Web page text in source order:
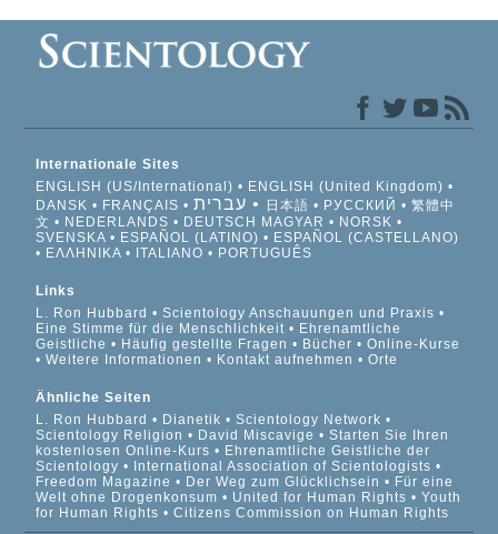
Internationale Sites
ENGLISH (US/International)
ENGLISH (United Kingdom)
DANSK
FRANÇAIS עברית 日本語 РУССКИЙ
繁體中
文
NEDERLANDS DEUTSCH MAGYAR
NORSK
SVENSKA
ESPAÑOL (LATINO)
ESPAÑOL (CASTELLANO)
ΕΛΛΗΝΙΚA
ITALIANO PORTUGUÊS
Links
L. Ron Hubbard
Scientology Anschauungen und Praxis
Eine Stimme für die Menschlichkeit
Ehrenamtliche
Geistliche
Häufig gestellte Fragen Bücher
Online-Kurse
Weitere Informationen
Kontakt aufnehmen Orte
Ähnliche Seiten
L. Ron Hubbard
Dianetik
Scientology Network
Scientology Religion
David Miscavige
Starten Sie Ihren
kostenlosen Online-Kurs
Ehrenamtliche Geistliche der
Scientology
International Association of Scientologists
Freedom Magazine
Der Weg zum Glücklichsein
Für eine
Welt ohne Drogenkonsum
United for Human Rights
Youth
for Human Rights
Citizens Commission on Human Rights